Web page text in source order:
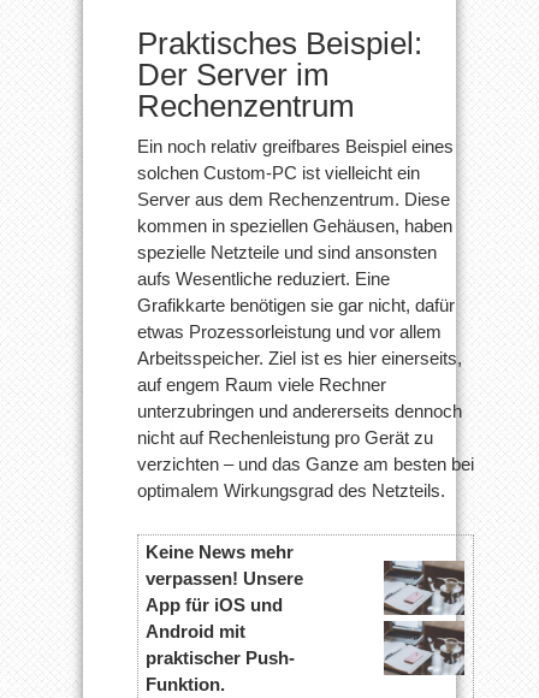
Praktisches Beispiel:
Der Server im
Rechenzentrum
Ein noch relativ greifbares Beispiel eines
solchen Custom-PC ist vielleicht ein
Server aus dem Rechenzentrum. Diese
kommen in speziellen Gehäusen, haben
spezielle Netzteile und sind ansonsten
aufs Wesentliche reduziert. Eine
Grafikkarte benötigen sie gar nicht, dafür
etwas Prozessorleistung und vor allem
Arbeitsspeicher. Ziel ist es hier einerseits,
auf engem Raum viele Rechner
unterzubringen und andererseits dennoch
nicht auf Rechenleistung pro Gerät zu
verzichten – und das Ganze am besten bei
optimalem Wirkungsgrad des Netzteils.
Keine News mehr
verpassen! Unsere
App für iOS und
Android mit
praktischer Push-
Funktion.